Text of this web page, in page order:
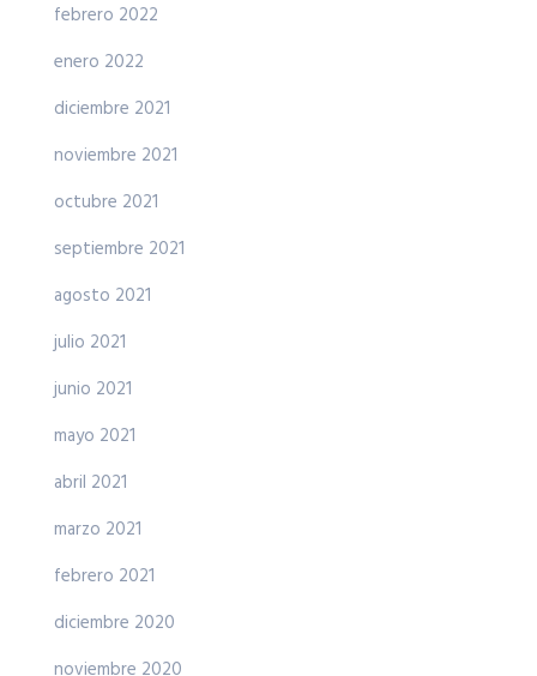
febrero 2022
enero 2022
diciembre 2021
noviembre 2021
octubre 2021
septiembre 2021
agosto 2021
julio 2021
junio 2021
mayo 2021
abril 2021
marzo 2021
febrero 2021
diciembre 2020
noviembre 2020